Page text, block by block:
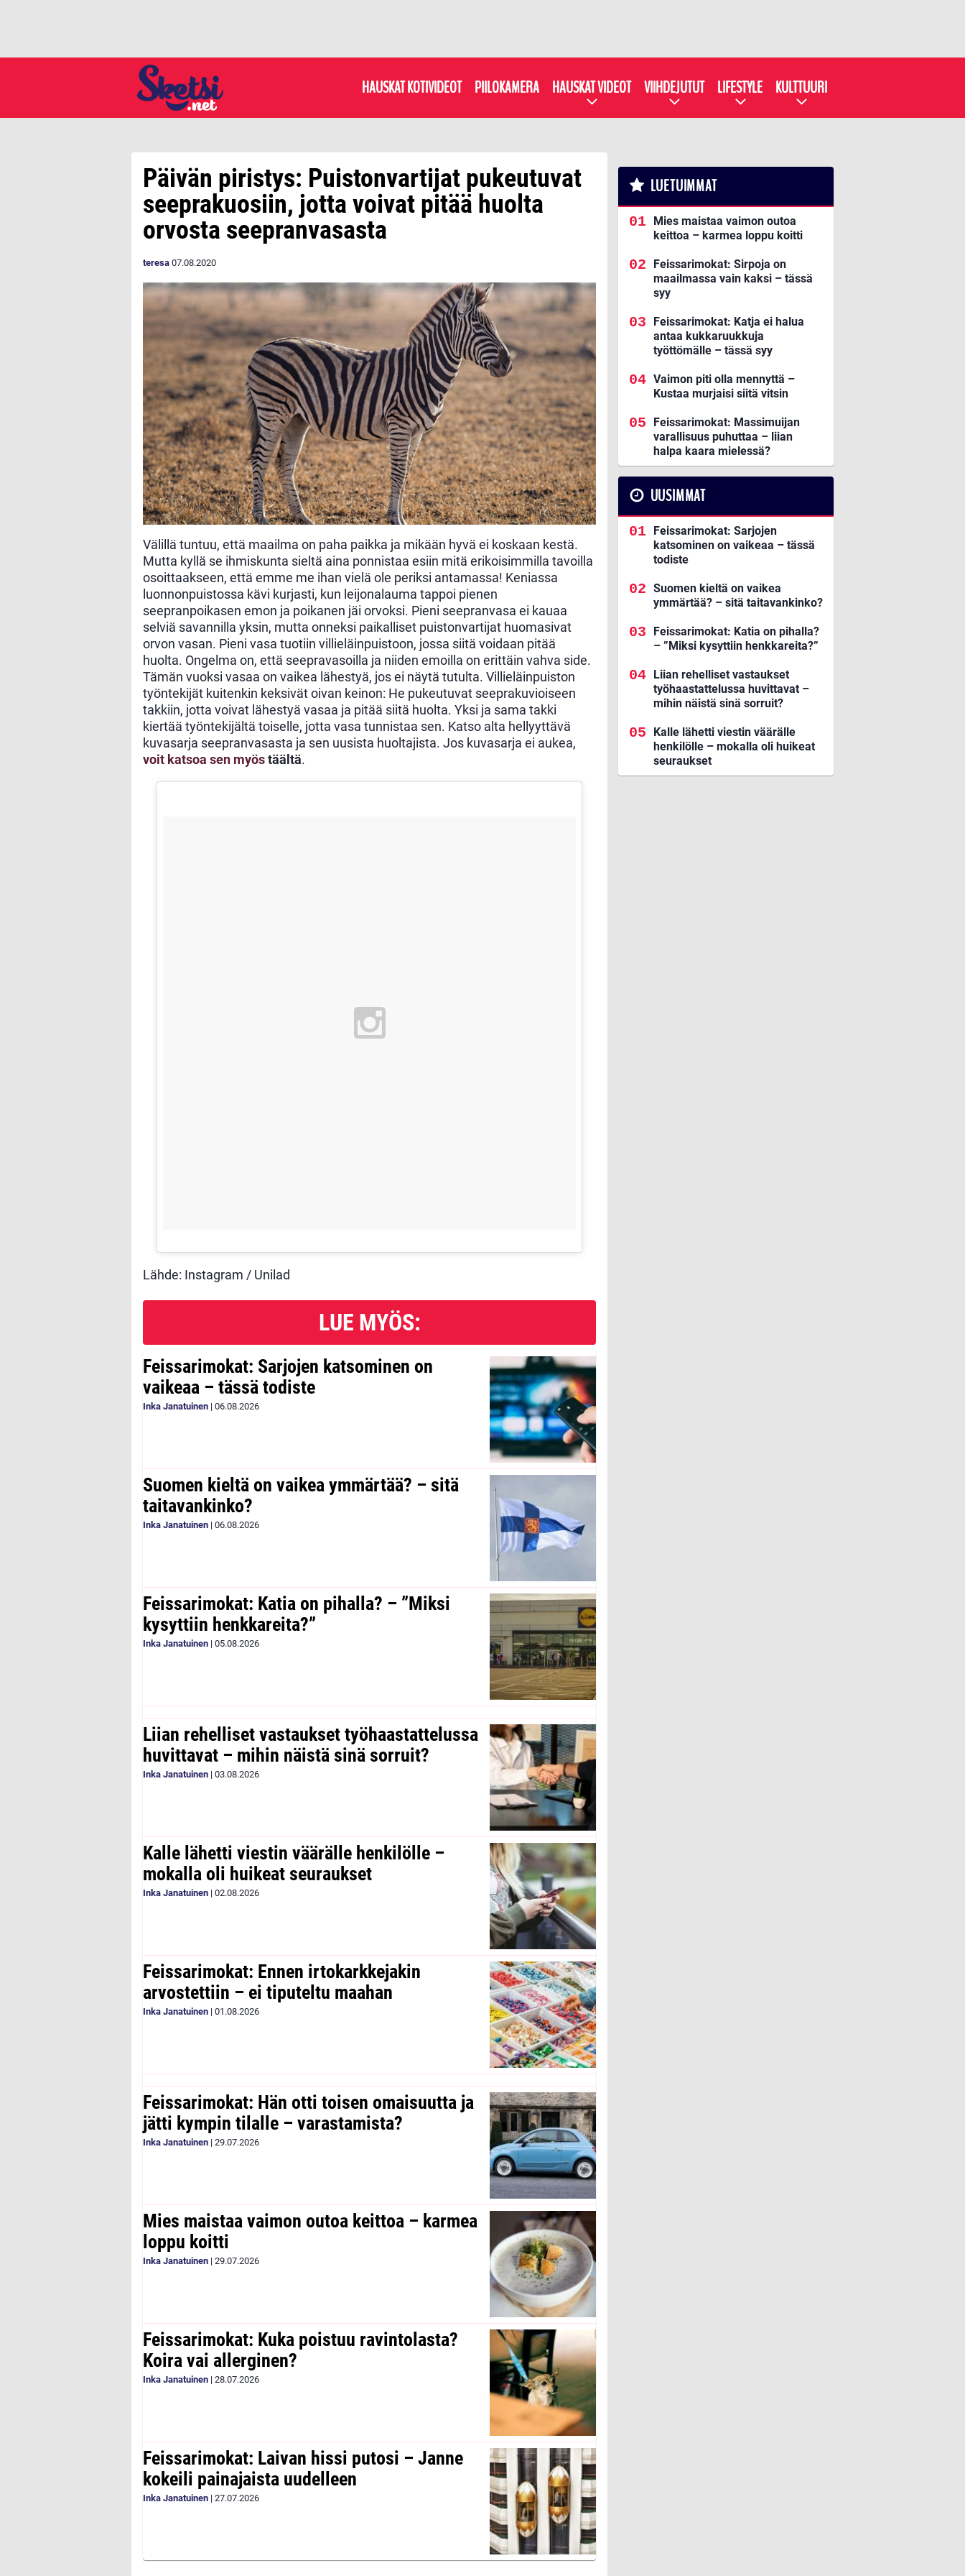
HAUSKAT KOTIVIDEOT PIILOKAMERA HAUSKAT VIDEOT VIIHDEJUTUT LIFESTYLE KULTTUURI
Päivän piristys: Puistonvartijat pukeutuvat
seeprakuosiin, jotta voivat pitää huolta
orvosta seepranvasasta
teresa 07.08.2020
Välillä tuntuu, että maailma on paha paikka ja mikään hyvä ei koskaan kestä.
Mutta kyllä se ihmiskunta sieltä aina ponnistaa esiin mitä erikoisimmilla tavoilla
osoittaakseen, että emme me ihan vielä ole periksi antamassa! Keniassa
luonnonpuistossa kävi kurjasti, kun leijonalauma tappoi pienen
seepranpoikasen emon ja poikanen jäi orvoksi. Pieni seepranvasa ei kauaa
selviä savannilla yksin, mutta onneksi paikalliset puistonvartijat huomasivat
orvon vasan. Pieni vasa tuotiin villieläinpuistoon, jossa siitä voidaan pitää
huolta. Ongelma on, että seepravasoilla ja niiden emoilla on erittäin vahva side.
Tämän vuoksi vasaa on vaikea lähestyä, jos ei näytä tutulta. Villieläinpuiston
työntekijät kuitenkin keksivät oivan keinon: He pukeutuvat seeprakuvioiseen
takkiin, jotta voivat lähestyä vasaa ja pitää siitä huolta. Yksi ja sama takki
kiertää työntekijältä toiselle, jotta vasa tunnistaa sen. Katso alta hellyyttävä
kuvasarja seepranvasasta ja sen uusista huoltajista. Jos kuvasarja ei aukea,
voit katsoa sen myöstäältä.
Lähde: Instagram / Unilad
LUE MYÖS:
Feissarimokat: Sarjojen katsominen on
vaikeaa – tässä todiste
Inka Janatuinen | 06.08.2026
Suomen kieltä on vaikea ymmärtää? – sitä
taitavankinko?
Inka Janatuinen | 06.08.2026
Feissarimokat: Katia on pihalla? – ”Miksi
kysyttiin henkkareita?”
Inka Janatuinen | 05.08.2026
Liian rehelliset vastaukset työhaastattelussa
huvittavat – mihin näistä sinä sorruit?
Inka Janatuinen | 03.08.2026
Kalle lähetti viestin väärälle henkilölle –
mokalla oli huikeat seuraukset
Inka Janatuinen | 02.08.2026
Feissarimokat: Ennen irtokarkkejakin
arvostettiin – ei tiputeltu maahan
Inka Janatuinen | 01.08.2026
Feissarimokat: Hän otti toisen omaisuutta ja
jätti kympin tilalle – varastamista?
Inka Janatuinen | 29.07.2026
Mies maistaa vaimon outoa keittoa – karmea
loppu koitti
Inka Janatuinen | 29.07.2026
Feissarimokat: Kuka poistuu ravintolasta?
Koira vai allerginen?
Inka Janatuinen | 28.07.2026
Feissarimokat: Laivan hissi putosi – Janne
kokeili painajaista uudelleen
Inka Janatuinen | 27.07.2026
LUETUIMMAT
Mies maistaa vaimon outoa
keittoa – karmea loppu koitti
Feissarimokat: Sirpoja on
maailmassa vain kaksi – tässä
syy
Feissarimokat: Katja ei halua
antaa kukkaruukkuja
työttömälle – tässä syy
Vaimon piti olla mennyttä –
Kustaa murjaisi siitä vitsin
Feissarimokat: Massimuijan
varallisuus puhuttaa – liian
halpa kaara mielessä?
UUSIMMAT
Feissarimokat: Sarjojen
katsominen on vaikeaa – tässä
todiste
Suomen kieltä on vaikea
ymmärtää? – sitä taitavankinko?
Feissarimokat: Katia on pihalla?
– ”Miksi kysyttiin henkkareita?”
Liian rehelliset vastaukset
työhaastattelussa huvittavat –
mihin näistä sinä sorruit?
Kalle lähetti viestin väärälle
henkilölle – mokalla oli huikeat
seuraukset